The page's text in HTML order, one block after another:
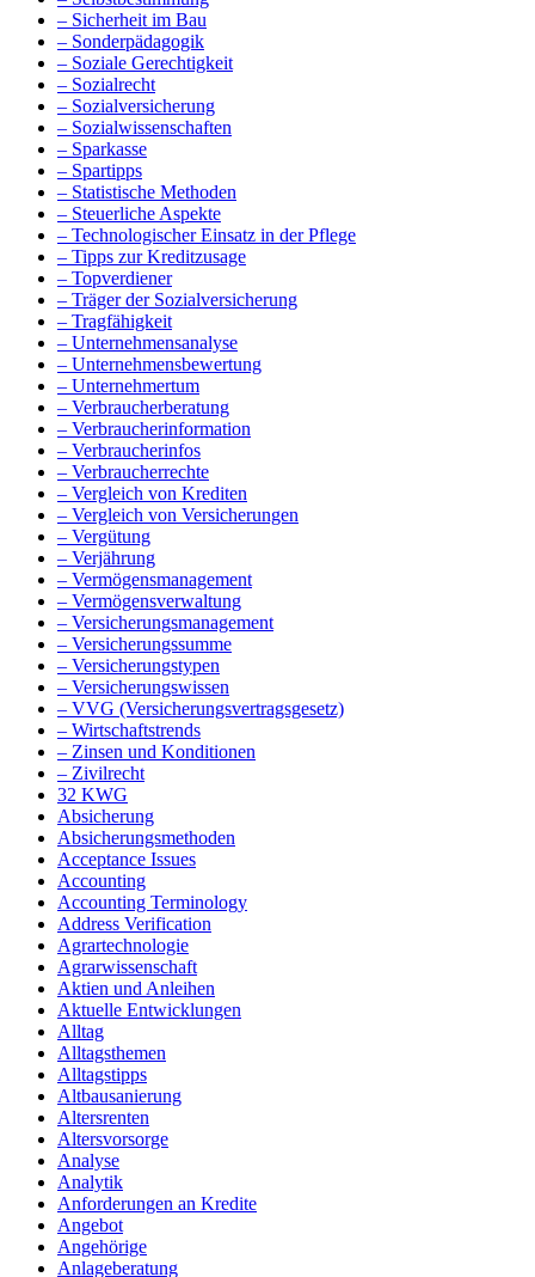
– Sicherheit im Bau
– Sonderpädagogik
– Soziale Gerechtigkeit
– Sozialrecht
– Sozialversicherung
– Sozialwissenschaften
– Sparkasse
– Spartipps
– Statistische Methoden
– Steuerliche Aspekte
– Technologischer Einsatz in der Pflege
– Tipps zur Kreditzusage
– Topverdiener
– Träger der Sozialversicherung
– Tragfähigkeit
– Unternehmensanalyse
– Unternehmensbewertung
– Unternehmertum
– Verbraucherberatung
– Verbraucherinformation
– Verbraucherinfos
– Verbraucherrechte
– Vergleich von Krediten
– Vergleich von Versicherungen
– Vergütung
– Verjährung
– Vermögensmanagement
– Vermögensverwaltung
– Versicherungsmanagement
– Versicherungssumme
– Versicherungstypen
– Versicherungswissen
– VVG (Versicherungsvertragsgesetz)
– Wirtschaftstrends
– Zinsen und Konditionen
– Zivilrecht
32 KWG
Absicherung
Absicherungsmethoden
Acceptance Issues
Accounting
Accounting Terminology
Address Verification
Agrartechnologie
Agrarwissenschaft
Aktien und Anleihen
Aktuelle Entwicklungen
Alltag
Alltagsthemen
Alltagstipps
Altbausanierung
Altersrenten
Altersvorsorge
Analyse
Analytik
Anforderungen an Kredite
Angebot
Angehörige
Anlageberatung